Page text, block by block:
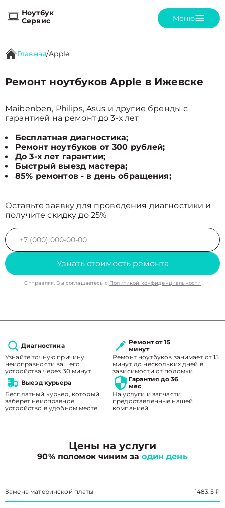
Ноутбук
Сервис
Меню
Главная/Apple
Ремонт ноутбуков Apple в Ижевске
Maibenben, Philips, Asus и другие бренды с
гарантией на ремонт до 3-х лет
Бесплатная диагностика;
Ремонт ноутбуков от 300 рублей;
До 3-х лет гарантии;
Быстрый выезд мастера;
85% ремонтов - в день обращения;
Оставьте заявку для проведения диагностики и
получите скидку до 25%
Узнать стоимость ремонта
Отправляя, Вы соглашаетесь с Политикой конфиденциальности
Диагностика
Узнайте точную причину
неисправности вашего
устройства через 30 минут
Ремонт от 15
минут
Ремонт ноутбуков занимает от 15
минут до нескольких дней в
зависимости от поломки
Выезд курьера
Бесплатный курьер, который
заберет неисправное
устройство в удобном месте.
Гарантия до 36
мес
На услуги и запчасти
предоставленные нашей
компанией
Цены на услуги
90% поломок чиним заодин день
Замена материнской платы 1483.5 ₽